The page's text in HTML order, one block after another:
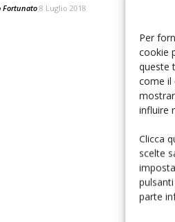
Per
cookie
queste
come il
influire
Clicca
scelte
parte
Fortunato8 Luglio 2018